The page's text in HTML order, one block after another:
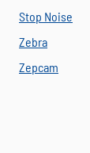
Stop Noise
Zebra
Zepcam